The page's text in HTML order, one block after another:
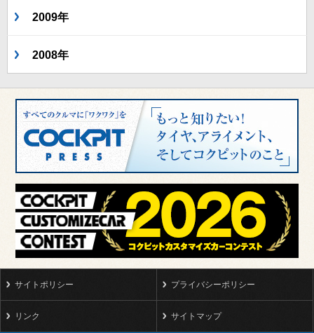
2009年
2008年
サイトポリシー プライバシーポリシー
リンク サイトマップ